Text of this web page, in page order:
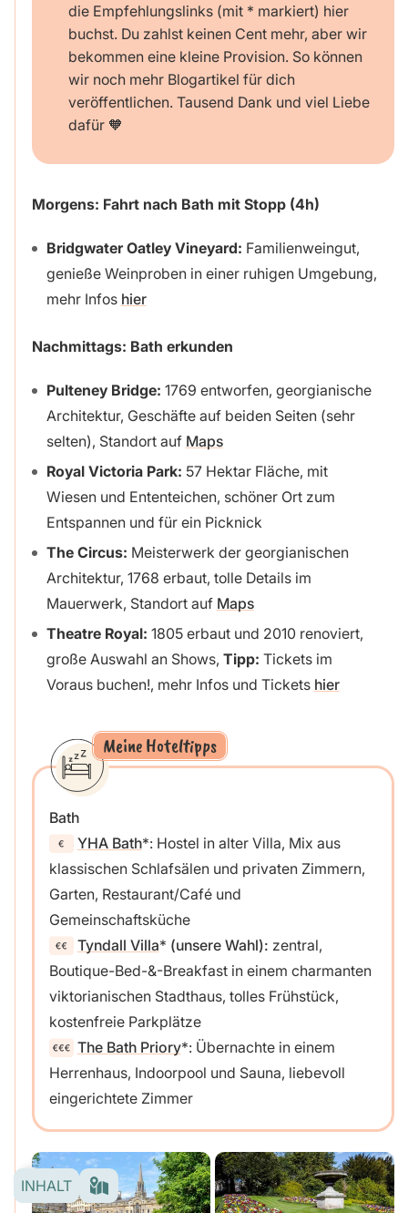
die Empfehlungslinks (mit * markiert) hier
buchst. Du zahlst keinen Cent mehr, aber wir
bekommen eine kleine Provision. So können
wir noch mehr Blogartikel für dich
veröffentlichen. Tausend Dank und viel Liebe
dafür 🧡
Morgens: Fahrt nach Bath mit Stopp (4h)
Bridgwater Oatley Vineyard: Familienweingut,
genieße Weinproben in einer ruhigen Umgebung,
mehr Infos hier
Nachmittags: Bath erkunden
Pulteney Bridge: 1769 entworfen, georgianische
Architektur, Geschäfte auf beiden Seiten (sehr
selten), Standort auf Maps
Royal Victoria Park: 57 Hektar Fläche, mit
Wiesen und Ententeichen, schöner Ort zum
Entspannen und für ein Picknick
The Circus: Meisterwerk der georgianischen
Architektur, 1768 erbaut, tolle Details im
Mauerwerk, Standort auf Maps
Theatre Royal: 1805 erbaut und 2010 renoviert,
große Auswahl an Shows, Tipp: Tickets im
Voraus buchen!, mehr Infos und Tickets hier
Meine Hoteltipps
Bath
YHA Bath : Hostel in alter Villa, Mix aus
klassischen Schlafsälen und privaten Zimmern,
Garten, Restaurant/Café und
Gemeinschaftsküche
Tyndall Villa
(unsere Wahl): zentral,
Boutique-Bed-&-Breakfast in einem charmanten
viktorianischen Stadthaus, tolles Frühstück,
kostenfreie Parkplätze
The Bath Priory : Übernachte in einem
Herrenhaus, Indoorpool und Sauna, liebevoll
eingerichtete Zimmer
INHALT